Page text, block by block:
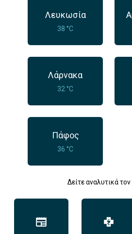
Λευκωσία
38 °C
Λάρνακα
32 °C
Πάφος
36 °C
Δείτε αναλυτικά τον